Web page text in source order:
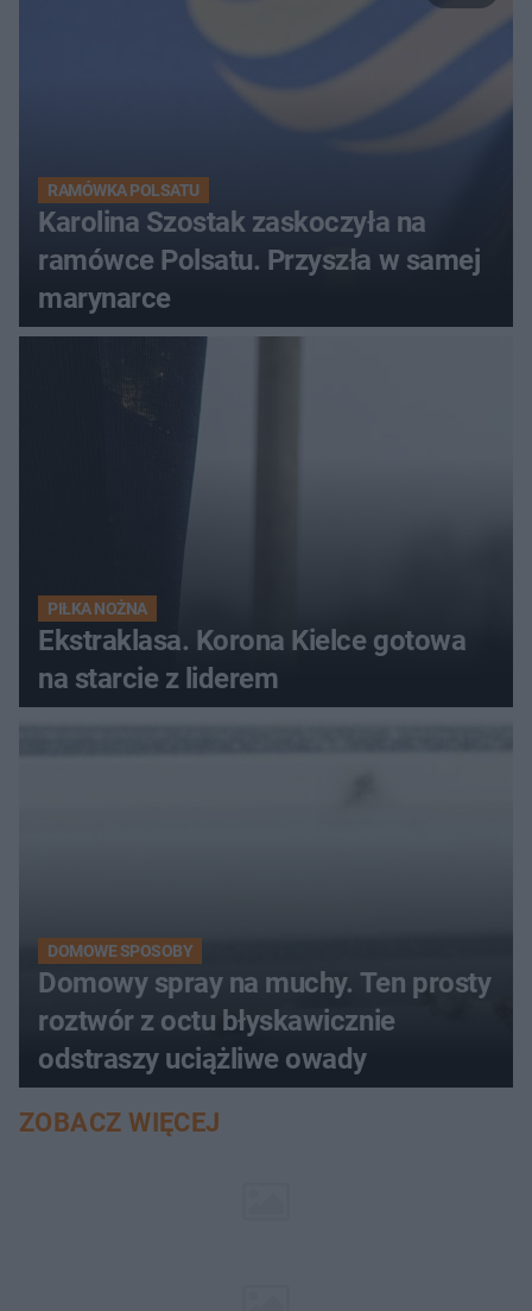
RAMÓWKA POLSATU
Karolina Szostak zaskoczyła na
ramówce Polsatu. Przyszła w samej
marynarce
PIŁKA NOŻNA
Ekstraklasa. Korona Kielce gotowa
na starcie z liderem
DOMOWE SPOSOBY
Domowy spray na muchy. Ten prosty
roztwór z octu błyskawicznie
odstraszy uciążliwe owady
ZOBACZ WIĘCEJ